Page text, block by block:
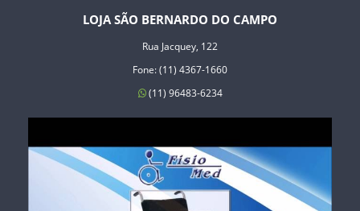
LOJA SÃO BERNARDO DO CAMPO
Rua Jacquey, 122
Fone: (11) 4367-1660
(11) 96483-6234